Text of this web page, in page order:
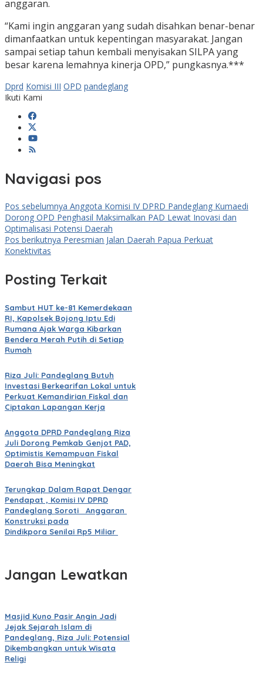
anggaran.
“Kami ingin anggaran yang sudah disahkan benar-benar
dimanfaatkan untuk kepentingan masyarakat. Jangan
sampai setiap tahun kembali menyisakan SILPA yang
besar karena lemahnya kinerja OPD,” pungkasnya.***
Dprd Komisi III OPD pandeglang
Ikuti Kami
Navigasi pos
Pos sebelumnya Anggota Komisi IV DPRD Pandeglang Kumaedi
Dorong OPD Penghasil Maksimalkan PAD Lewat Inovasi dan
Optimalisasi Potensi Daerah
Pos berikutnya Peresmian Jalan Daerah Papua Perkuat
Konektivitas
Posting Terkait
Sambut HUT ke-81 Kemerdekaan
RI, Kapolsek Bojong Iptu Edi
Rumana Ajak Warga Kibarkan
Bendera Merah Putih di Setiap
Rumah
Riza Juli: Pandeglang Butuh
Investasi Berkearifan Lokal untuk
Perkuat Kemandirian Fiskal dan
Ciptakan Lapangan Kerja
Anggota DPRD Pandeglang Riza
Juli Dorong Pemkab Genjot PAD,
Optimistis Kemampuan Fiskal
Daerah Bisa Meningkat
Terungkap Dalam Rapat Dengar
Pendapat , Komisi IV DPRD
Pandeglang Soroti Anggaran
Konstruksi pada
Dindikpora Senilai Rp5 Miliar
Jangan Lewatkan
Masjid Kuno Pasir Angin Jadi
Jejak Sejarah Islam di
Pandeglang, Riza Juli: Potensial
Dikembangkan untuk Wisata
Religi